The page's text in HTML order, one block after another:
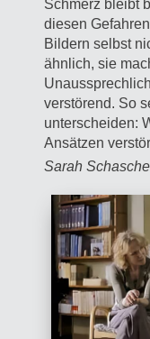
Schmerz bleibt
diesen
Bildern selbst
ähnlich, sie
verstörend. So
unterscheiden:
Ansätzen
Sarah